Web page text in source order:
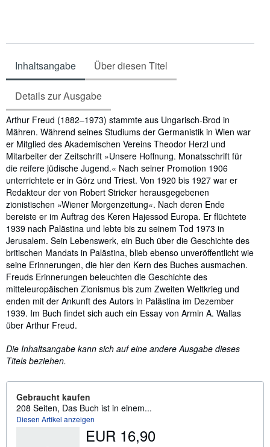
Inhaltsangabe Über diesen Titel
Details zur Ausgabe
Inhaltsangabe
Arthur Freud (1882–1973) stammte aus Ungarisch-Brod in
Mähren. Während seines Studiums der Germanistik in Wien war
er Mitglied des Akademischen Vereins Theodor Herzl und
Mitarbeiter der Zeitschrift »Unsere Hoffnung. Monatsschrift für
die reifere jüdische Jugend.« Nach seiner Promotion 1906
unterrichtete er in Görz und Triest. Von 1920 bis 1927 war er
Redakteur der von Robert Stricker herausgegebenen
zionistischen »Wiener Morgenzeitung«. Nach deren Ende
bereiste er im Auftrag des Keren Hajessod Europa. Er flüchtete
1939 nach Palästina und lebte bis zu seinem Tod 1973 in
Jerusalem. Sein Lebenswerk, ein Buch über die Geschichte des
britischen Mandats in Palästina, blieb ebenso unveröffentlicht wie
seine Erinnerungen, die hier den Kern des Buches ausmachen.
Freuds Erinnerungen beleuchten die Geschichte des
mitteleuropäischen Zionismus bis zum Zweiten Weltkrieg und
enden mit der Ankunft des Autors in Palästina im Dezember
1939. Im Buch findet sich auch ein Essay von Armin A. Wallas
über Arthur Freud.
Die Inhaltsangabe kann sich auf eine andere Ausgabe dieses
Titels beziehen.
Gebraucht kaufen
208 Seiten, Das Buch ist in einem...
Diesen Artikel anzeigen
EUR 16,90